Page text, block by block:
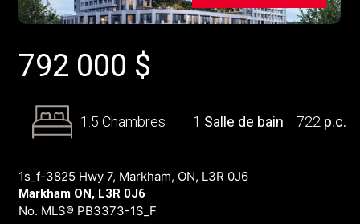
792 000 $
1.5 Chambres 1 Salle de bain 722 p.c.
1s_f-3825 Hwy 7, Markham, ON, L3R 0J6
Markham ON, L3R 0J6
No. MLS® PB3373-1S_F